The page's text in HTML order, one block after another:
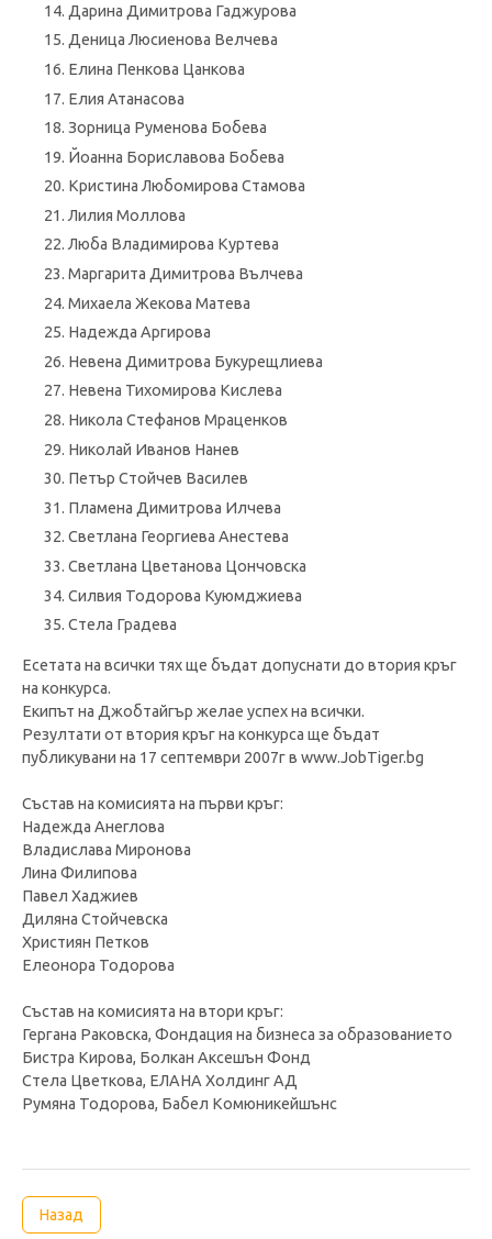
Дарина Димитрова Гаджурова
Деница Люсиенова Велчева
Елина Пенкова Цанкова
Елия Атанасова
Зорница Руменова Бобева
Йоанна Бориславова Бобева
Кристина Любомирова Стамова
Лилия Моллова
Люба Bладимирова Kуртева
Маргарита Димитрова Вълчева
Михаела Жекова Матева
Надежда Аргирова
Невена Димитрова Букурещлиева
Невена Тихомирова Кислева
Никола Стефанов Мраценков
Николай Иванов Нанев
Петър Стойчев Василев
Пламена Димитрова Илчева
Светлана Георгиева Анестева
Светлана Цветанова Цончовска
Силвия Тодорова Куюмджиева
Стела Градева
Есетата на всички тях ще бъдат допуснати до втория кръг
на конкурса.
Екипът на Джобтайгър желае успех на всички.
Резултати от втория кръг на конкурса ще бъдат
публикувани на 17 септември 2007г в www.JobTiger.bg
Състав на комисията на първи кръг:
Надежда Анеглова
Владислава Миронова
Лина Филипова
Павел Хаджиев
Диляна Стойчевска
Християн Петков
Елеонора Тодорова
Състав на комисията на втори кръг:
Гергана Раковска, Фондация на бизнеса за образованието
Бистра Кирова, Болкан Аксешън Фонд
Стела Цветкова, ЕЛАНА Холдинг АД
Румяна Тодорова, Бабел Комюникейшънс
Назад